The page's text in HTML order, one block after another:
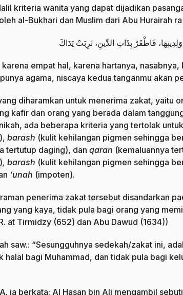
kriteria wanita yang dapat dijadikan
al-Bukhari dan Muslim dari Abu Hurairah
فَاظْفَرْ بِذَاتِ الدِّينِ، تَرِبَتْ يَدَاكَ
empat hal, karena hartanya,
agama, niscaya kedua tanganmu akan
diharamkan untuk menerima zakat, yaitu
kafir dan orang yang berada dalam
ada beberapa kriteria yang tertolak
barash (kulit kehilangan pigmen sehingga
tertutup daging), dan qaran (kemaluannya
, barash (kulit kehilangan pigmen sehingga
‘unah (impoten).
penerima zakat tersebut disandarkan
yang kaya, tidak pula bagi orang yang
at Tirmidzy (652) dan Abu Dawud (1634))
saw.: “Sesungguhnya sedekah/zakat ini,
halal bagi Muhammad, dan tidak pula bagi
ia berkata: Al Hasan bin Ali mengambil